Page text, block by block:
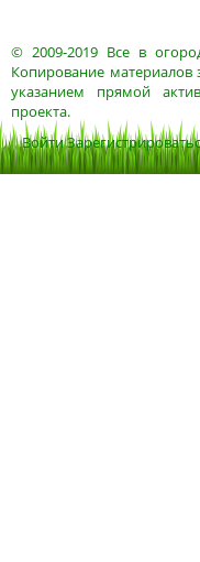
© 2009-2019 Все в
Копирование материалов
указанием прямой
проекта.
Войти